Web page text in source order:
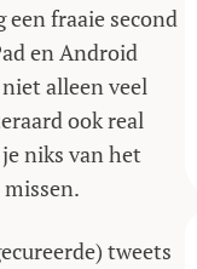
een fraaie second
en Android
alleen veel
ook real
niks van het
tweets